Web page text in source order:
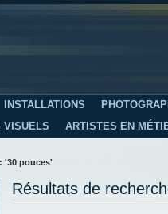
INSTALLATIONS
VISUELS ARTISTES EN
'30 pouces'
Résultats de